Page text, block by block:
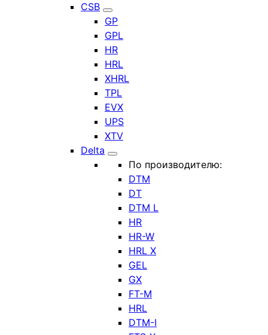
CSB
GP
GPL
HR
HRL
XHRL
TPL
EVX
UPS
XTV
Delta
По производителю:
DTM
DT
DTM L
HR
HR-W
HRL X
GEL
GX
FT-M
HRL
DTM-I